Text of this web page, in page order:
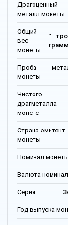
Драгоценный
металл монеты
Общий
вес
монеты
1
Проба
монеты
Чистого
монете
Страна-эмитент
монеты
Номинал монеты
Валюта
Серия
Год выпуска